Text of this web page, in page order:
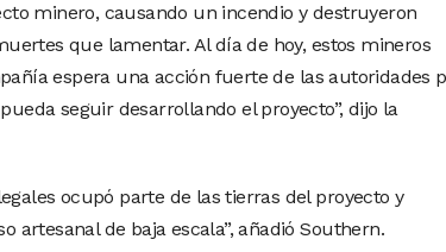
minero, causando un incendio y destruyeron
que lamentar. Al día de hoy, estos mineros
espera una acción fuerte de las autoridades
seguir desarrollando el proyecto”, dijo la
ocupó parte de las tierras del proyecto y
de baja escala”, añadió Southern.